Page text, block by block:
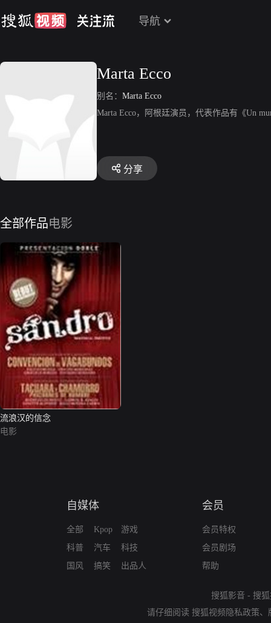
导航
Marta Ecco
别名： Marta Ecco
Marta Ecco，阿根廷演员，代表作品有《Un
分享
全部作品电影
流浪汉的信念
电影
自媒体
全部
科普
国风
Kpop
汽车
搞笑
游戏
科技
出品人
会员
会员特权
会员剧场
帮助
搜狐影音 - 搜
请仔细阅读 搜狐视频隐私政策、